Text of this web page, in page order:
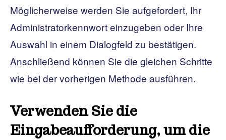
Möglicherweise werden Sie aufgefordert, Ihr
Administratorkennwort einzugeben oder Ihre
Auswahl in einem Dialogfeld zu bestätigen.
Anschließend können Sie die gleichen Schritte
wie bei der vorherigen Methode ausführen.
Verwenden Sie die
Eingabeaufforderung, um die